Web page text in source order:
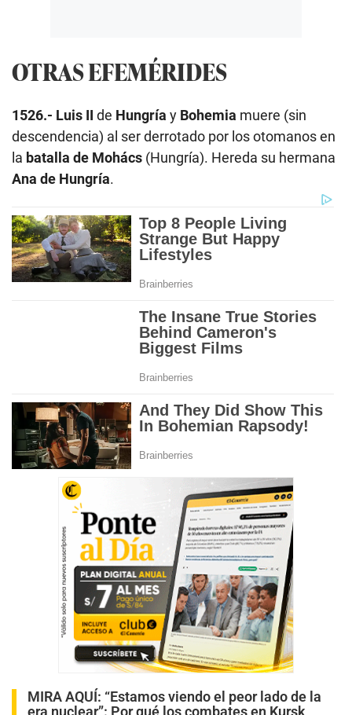
OTRAS EFEMÉRIDES
1526.- Luis II de Hungría y Bohemia muere (sin
descendencia) al ser derrotado por los otomanos en
la batalla de Mohács (Hungría). Hereda su hermana
Ana de Hungría.
MIRA AQUÍ: “Estamos viendo el peor lado de la
era nuclear”: Por qué los combates en Kursk